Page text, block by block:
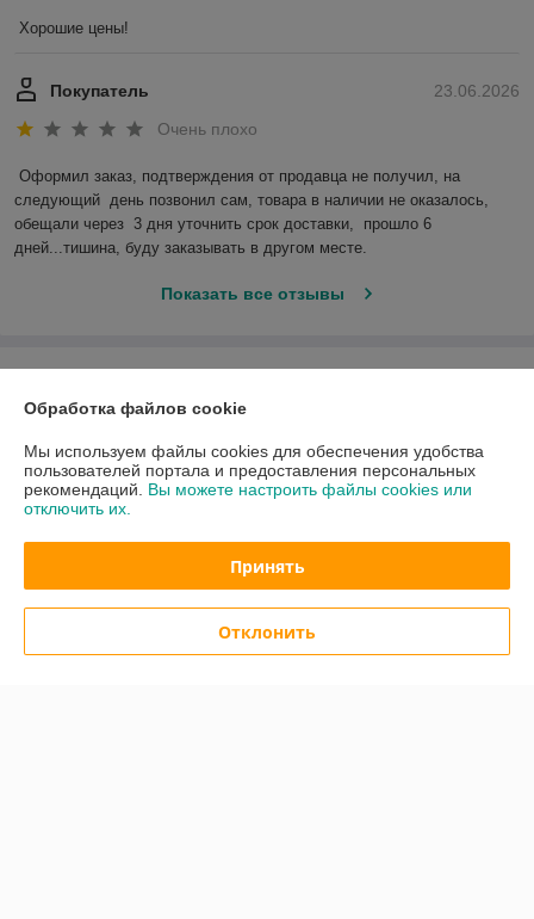
Хорошие цены!
23.06.2026
Покупатель
Очень плохо
Оформил заказ, подтверждения от продавца не получил, на
следующий  день позвонил сам, товара в наличии не оказалось,
обещали через  3 дня уточнить срок доставки,  прошло 6
дней...тишина, буду заказывать в другом месте.
Показать все отзывы
О нас
Доставка и оплата
График работы
Политика обработки cookies
Обработка файлов cookie
Мы используем файлы cookies для обеспечения удобства
пользователей портала и предоставления персональных
рекомендаций. Вы можете настроить файлы cookies или
отключить их.
Принять
Отклонить